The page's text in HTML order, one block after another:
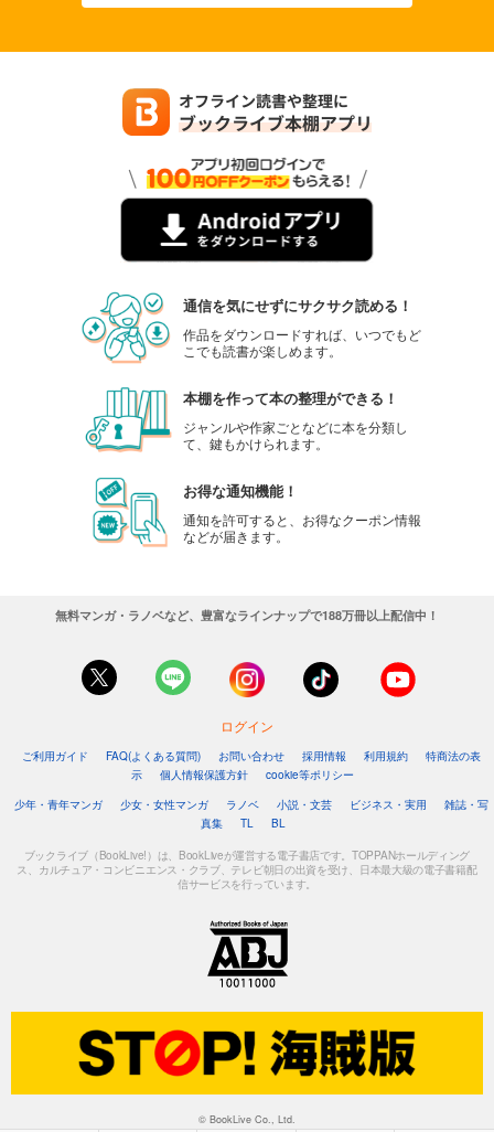
通信を気にせずにサクサク読める！
作品をダウンロードすれば、いつでもど
こでも読書が楽しめます。
本棚を作って本の整理ができる！
ジャンルや作家ごとなどに本を分類し
て、鍵もかけられます。
お得な通知機能！
通知を許可すると、お得なクーポン情報
などが届きます。
無料マンガ・ラノベなど、豊富なラインナップで188万冊以上配信中！
ログイン
ご利用ガイド FAQ(よくある質問) お問い合わせ 採用情報 利用規約
特商法の表
示
個人情報保護方針
cookie等ポリシー
少年・青年マンガ
少女・女性マンガ ラノベ 小説・文芸 ビジネス・実用
雑誌・写
真集
TL BL
ブックライブ（BookLive!）は、BookLiveが運営する電子書店です。TOPPANホールディング
ス、カルチュア・コンビニエンス・クラブ、テレビ朝日の出資を受け、日本最大級の電子書籍配
信サービスを行っています。
© BookLive Co., Ltd.